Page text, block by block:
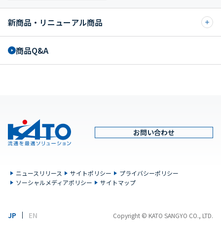
新商品・リニューアル商品
商品Q&A
ニュースリリース サイトポリシー
プライバシーポリシー
ソーシャルメディアポリシー
サイトマップ
お問い合わせ
Language：
JP EN Copyright © KATO SANGYO CO., LTD.